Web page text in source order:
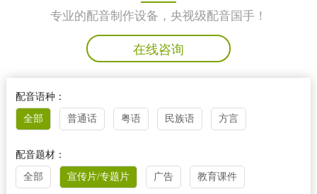
专业的配音制作设备，央视级配音国手！
在线咨询
配音语种：
全部 普通话 粤语 民族语 方言
配音题材：
全部 宣传片/专题片 广告 教育课件